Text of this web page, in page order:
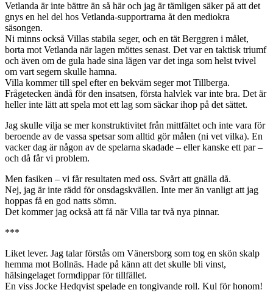
Vetlanda är inte bättre än så här och jag är tämligen säker på att det
gnys en hel del hos Vetlanda-supportrarna åt den mediokra
säsongen.
Ni minns också Villas stabila seger, och en tät Berggren i målet,
borta mot Vetlanda när lagen möttes senast. Det var en taktisk triumf
och även om de gula hade sina lägen var det inga som helst tvivel
om vart segern skulle hamna.
Villa kommer till spel efter en bekväm seger mot Tillberga.
Frågetecken ändå för den insatsen, första halvlek var inte bra. Det är
heller inte lätt att spela mot ett lag som säckar ihop på det sättet.
Jag skulle vilja se mer konstruktivitet från mittfältet och inte vara för
beroende av de vassa spetsar som alltid gör målen (ni vet vilka). En
vacker dag är någon av de spelarna skadade – eller kanske ett par –
och då får vi problem.
Men fasiken – vi får resultaten med oss. Svårt att gnälla då.
Nej, jag är inte rädd för onsdagskvällen. Inte mer än vanligt att jag
hoppas få en god natts sömn.
Det kommer jag också att få när Villa tar två nya pinnar.
***
Liket lever. Jag talar förstås om Vänersborg som tog en skön skalp
hemma mot Bollnäs. Hade på känn att det skulle bli vinst,
hälsingelaget formdippar för tillfället.
En viss Jocke Hedqvist spelade en tongivande roll. Kul för honom!